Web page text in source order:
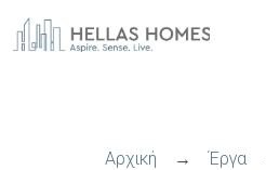
Αρχική → Έργα